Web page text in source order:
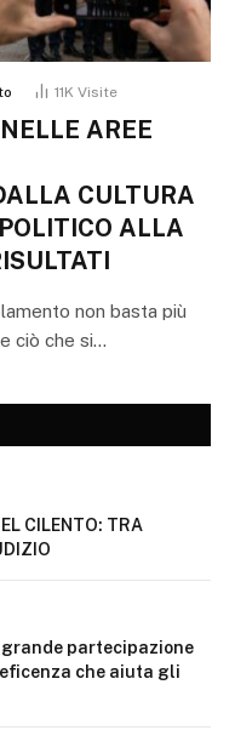
11K Visite
AREE
CULTURA
ALLA
non basta più
ciò che si…
CILENTO: TRA
partecipazione
che aiuta gli